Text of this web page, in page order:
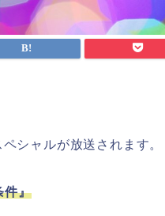
シャルが放送されます。
件』